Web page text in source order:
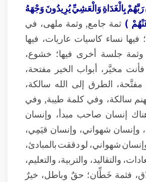
بِالْغَدَاةِ وَالْعَشِيِّ يُرِيدُونَ وَجْهَهُ
) ثمة جامع, وثمة ملهى، في
نساء كاسيات عاريات، فيها
جلسة أخرى فيها؛ خشوع،
مخيَّر، أبواب الخير مفتحة،
مفتَّحة، الطرق إلى الله سالكة،
سالكة، وفي كلمة طيبة, وفي
إنسان صاحب مبدأ، وإنسان
شهواني، وإنسان قيَمِي،
شهواني، لو دققت بالمبادئ،
والتقاليد، والتربية، والتعليم،
فثمة خَطِّان؛ حقٌ وباطل، خيرٌ